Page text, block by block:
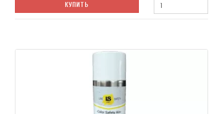
КУПИТЬ